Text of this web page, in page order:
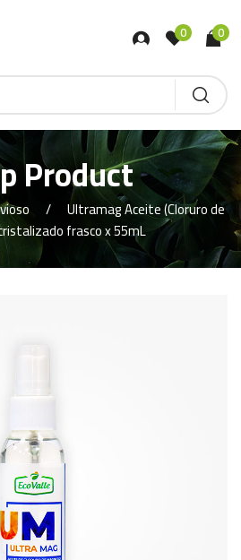
0 0
Product
Ultramag Aceite (Cloruro de
frasco x 55mL